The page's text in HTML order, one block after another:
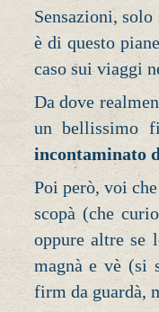
Sensazioni,
è di questo
caso sui viaggi
Da dove
un bellissimo
incontaminato
Poi però, voi
scopà (che
oppure altre se
magnà e vè (si
firm da guardà,